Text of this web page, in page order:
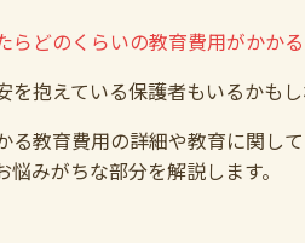
どのくらいの教育費用がかかる
抱えている保護者もいるかもし
る教育費用の詳細や教育に関し
みがちな部分を解説します。